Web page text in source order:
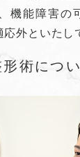
機能障害の
外といたし
術につ